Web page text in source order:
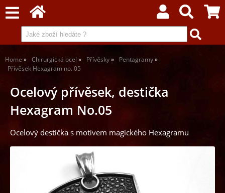
Home Chirurgická ocel Přívěsky
Pentagramy
Přívěsek Hexagram no. 05
Ocelový přívěsek, destička
Hexagram No.05
Ocelový destička s motivem magického Hexagramu